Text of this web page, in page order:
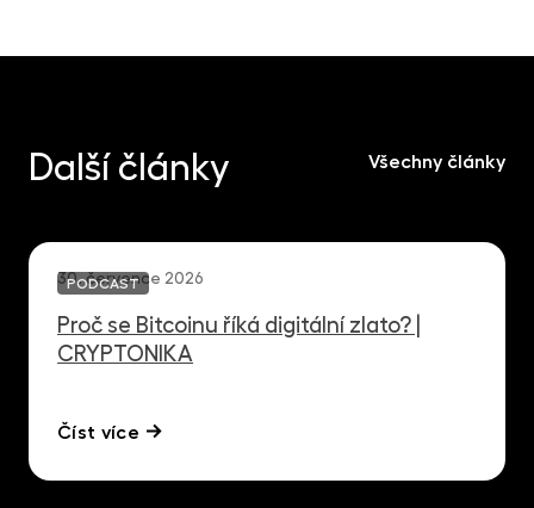
Další články Všechny články
30. července 2026
Proč se Bitcoinu říká digitální zlato? |
CRYPTONIKA
Číst více
PODCAST